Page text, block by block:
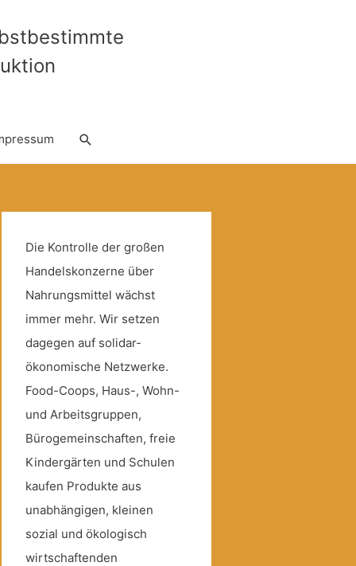
Suche
Die Kontrolle der großen
Handelskonzerne über
Nahrungsmittel wächst
immer mehr. Wir setzen
dagegen auf solidar-
ökonomische Netzwerke.
Food-Coops, Haus-, Wohn-
und Arbeitsgruppen,
Bürogemeinschaften, freie
Kindergärten und Schulen
kaufen Produkte aus
unabhängigen, kleinen
sozial und ökologisch
wirtschaftenden